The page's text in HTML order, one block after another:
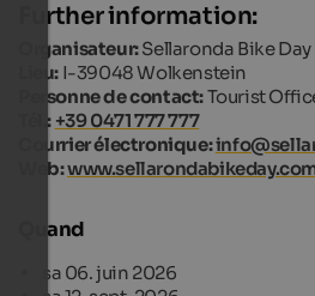
Further information:
Organisateur:Sellaronda Bike Day
Lieu: I-39048 Wolkenstein
Personne de contact:Tourist
Tél.: +39 0471 777 777
Courrier électronique:
Web:
Quand
sa 06. juin 2026